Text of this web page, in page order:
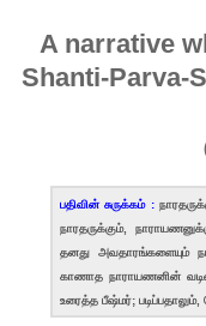
A narrative
Shanti-Parva-
பதிவின் சுருக்கம் :
நாரதருக்கும்,
தனது அவதாரங்களையும்
காணாத நாராயணனின்
உரைத்த பீஷ்மர்;